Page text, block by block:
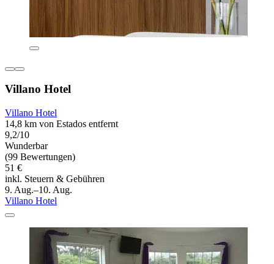
Villano Hotel
Villano Hotel
14,8 km von Estados entfernt
9,2/10
Wunderbar
(99 Bewertungen)
51 €
inkl. Steuern & Gebühren
9. Aug.–10. Aug.
Villano Hotel